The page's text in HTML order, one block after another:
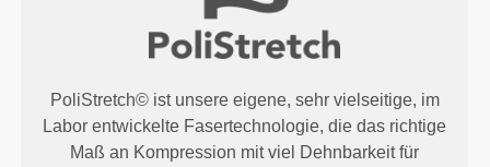
PoliStretch© ist unsere eigene, sehr vielseitige, im
Labor entwickelte Fasertechnologie, die das richtige
Maß an Kompression mit viel Dehnbarkeit für